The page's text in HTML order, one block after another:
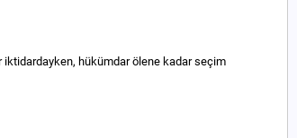
iktidardayken, hükümdar ölene kadar seçim